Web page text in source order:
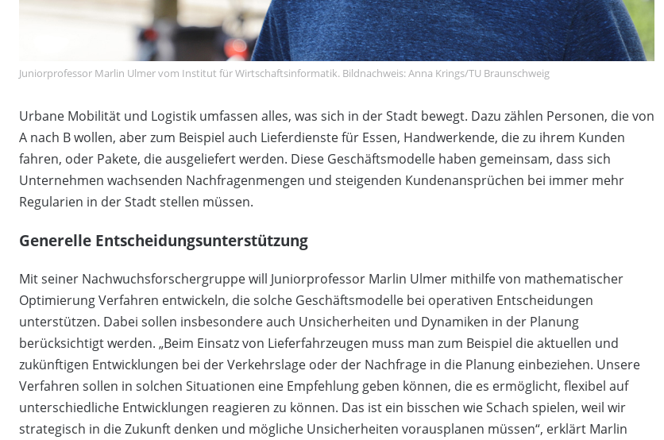
Juniorprofessor Marlin Ulmer vom Institut für Wirtschaftsinformatik. Bildnachweis: Anna Krings/TU Braunschweig
Urbane Mobilität und Logistik umfassen alles, was sich in der Stadt bewegt. Dazu zählen Personen, die von
A nach B wollen, aber zum Beispiel auch Lieferdienste für Essen, Handwerkende, die zu ihrem Kunden
fahren, oder Pakete, die ausgeliefert werden. Diese Geschäftsmodelle haben gemeinsam, dass sich
Unternehmen wachsenden Nachfragenmengen und steigenden Kundenansprüchen bei immer mehr
Regularien in der Stadt stellen müssen.
Generelle Entscheidungsunterstützung
Mit seiner Nachwuchsforschergruppe will Juniorprofessor Marlin Ulmer mithilfe von mathematischer
Optimierung Verfahren entwickeln, die solche Geschäftsmodelle bei operativen Entscheidungen
unterstützen. Dabei sollen insbesondere auch Unsicherheiten und Dynamiken in der Planung
berücksichtigt werden. „Beim Einsatz von Lieferfahrzeugen muss man zum Beispiel die aktuellen und
zukünftigen Entwicklungen bei der Verkehrslage oder der Nachfrage in die Planung einbeziehen. Unsere
Verfahren sollen in solchen Situationen eine Empfehlung geben können, die es ermöglicht, flexibel auf
unterschiedliche Entwicklungen reagieren zu können. Das ist ein bisschen wie Schach spielen, weil wir
strategisch in die Zukunft denken und mögliche Unsicherheiten vorausplanen müssen“, erklärt Marlin